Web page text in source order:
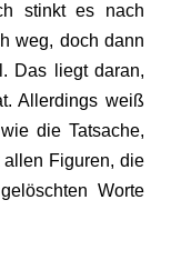
stinkt es nach
weg, doch dann
Das liegt daran,
Allerdings weiß
die Tatsache,
Figuren, die
Worte